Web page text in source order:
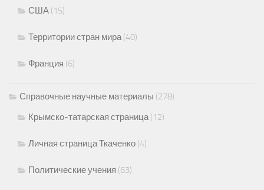
США (15)
Территории стран мира(40)
Франция (6)
Справочные научные материалы (278)
Крымско-татарская страница(12)
Личная страница Ткаченко (4)
Политические учения (63)